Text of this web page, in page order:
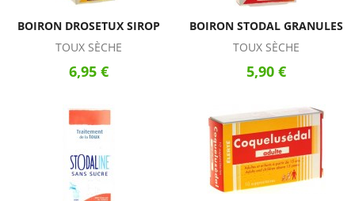
BOIRON DROSETUX SIROP
TOUX SÈCHE
6,95 €
BOIRON STODAL GRANULES
TOUX SÈCHE
5,90 €